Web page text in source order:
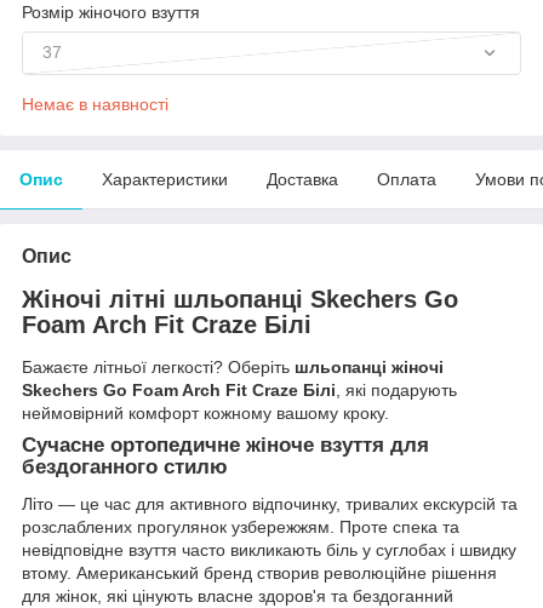
Розмір жіночого взуття
37
Немає в наявності
Опис Характеристики Доставка Оплата Умови
Опис
Жіночі літні шльопанці Skechers Go
Foam Arch Fit Craze Білі
Бажаєте літньої легкості? Оберіть шльопанці жіночі
Skechers Go Foam Arch Fit Craze Білі, які подарують
неймовірний комфорт кожному вашому кроку.
Сучасне ортопедичне жіноче взуття для
бездоганного стилю
Літо — це час для активного відпочинку, тривалих екскурсій та
розслаблених прогулянок узбережжям. Проте спека та
невідповідне взуття часто викликають біль у суглобах і швидку
втому. Американський бренд створив революційне рішення
для жінок, які цінують власне здоров'я та бездоганний